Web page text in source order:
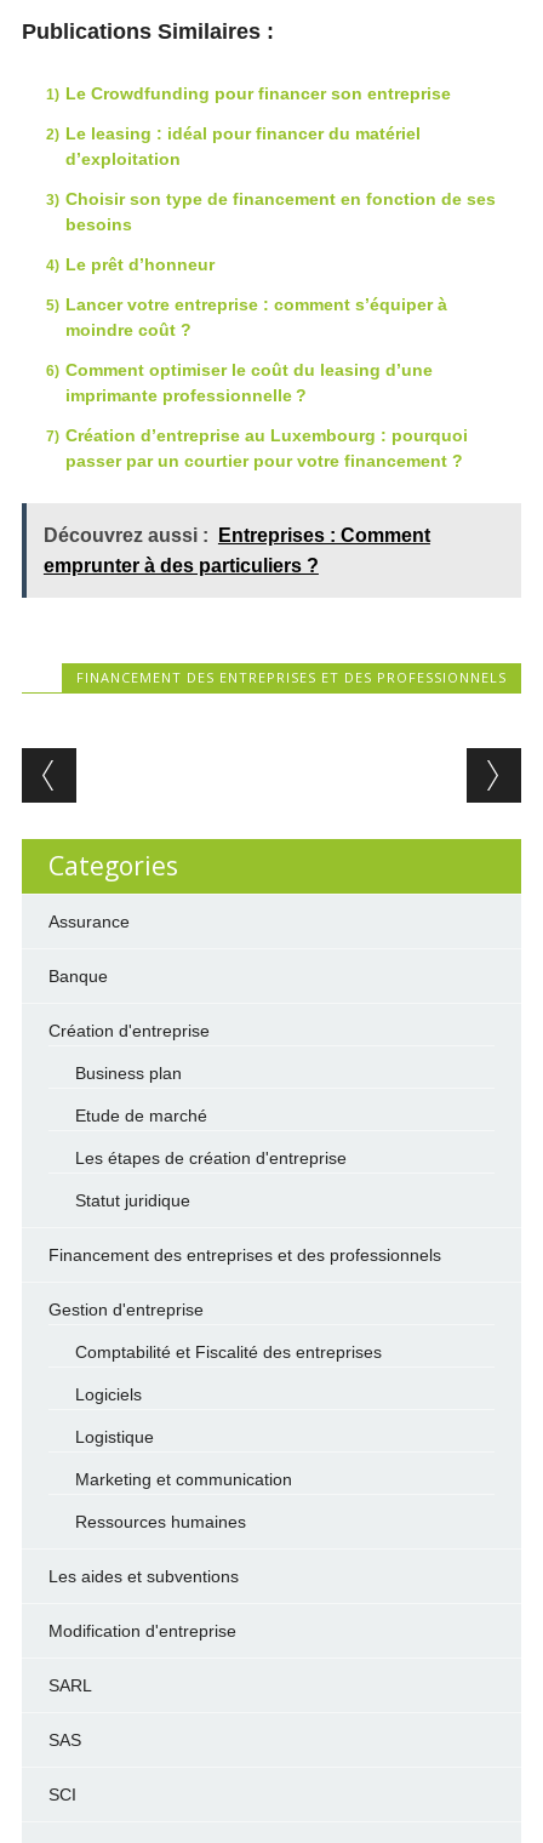
Publications Similaires :
Le Crowdfunding pour financer son entreprise
Le leasing : idéal pour financer du matériel
d’exploitation
Choisir son type de financement en fonction de ses
besoins
Le prêt d’honneur
Lancer votre entreprise : comment s’équiper à
moindre coût ?
Comment optimiser le coût du leasing d’une
imprimante professionnelle ?
Création d’entreprise au Luxembourg : pourquoi
passer par un courtier pour votre financement ?
Découvrez aussi :
Entreprises : Comment
emprunter à des particuliers ?
FINANCEMENT DES ENTREPRISES ET DES PROFESSIONNELS
Post navigation
Categories
Assurance
Banque
Création d'entreprise
Business plan
Etude de marché
Les étapes de création d'entreprise
Statut juridique
Financement des entreprises et des professionnels
Gestion d'entreprise
Comptabilité et Fiscalité des entreprises
Logiciels
Logistique
Marketing et communication
Ressources humaines
Les aides et subventions
Modification d'entreprise
SARL
SAS
SCI